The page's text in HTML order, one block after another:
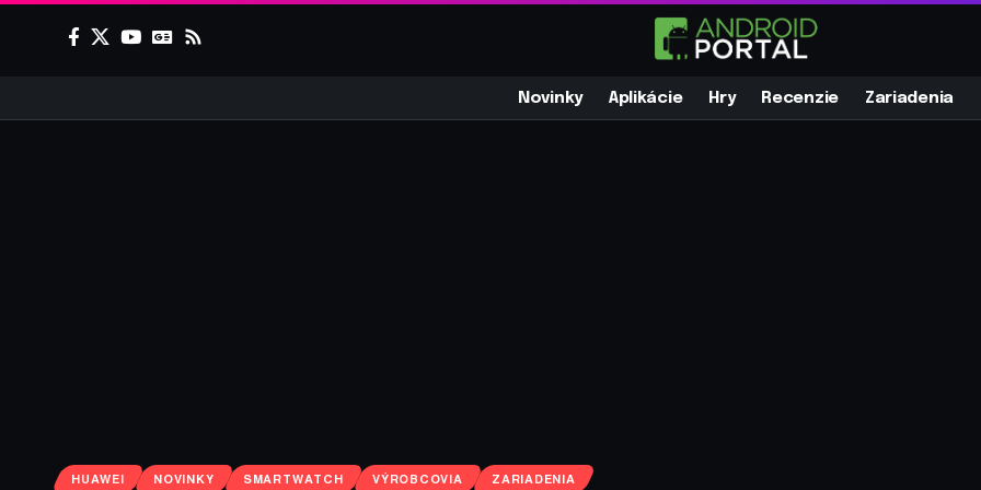
Novinky Aplikácie Hry Recenzie Zariadenia
HUAWEI NOVINKY SMARTWATCH VÝROBCOVIA ZARIADENIA